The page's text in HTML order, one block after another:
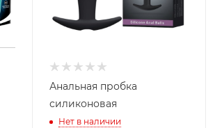
Анальная пробка
силиконовая
Нет в наличии